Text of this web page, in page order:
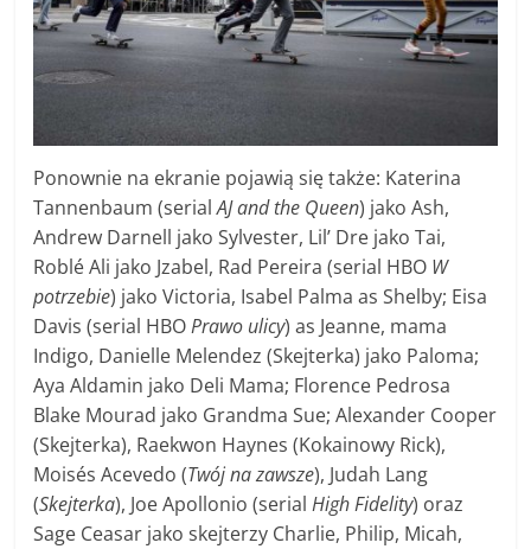
Ponownie na ekranie pojawią się także: Katerina
Tannenbaum (serialAJ and the Queen) jako Ash,
Andrew Darnell jako Sylvester, Lil’ Dre jako Tai,
Roblé Ali jako Jzabel, Rad Pereira (serial HBO W
potrzebie) jako Victoria, Isabel Palma as Shelby; Eisa
Davis (serial HBOPrawo ulicy) as Jeanne, mama
Indigo, Danielle Melendez (Skejterka) jako Paloma;
Aya Aldamin jako Deli Mama; Florence Pedrosa
Blake Mourad jako Grandma Sue; Alexander Cooper
(Skejterka), Raekwon Haynes (Kokainowy Rick),
Moisés Acevedo (Twój na zawsze), Judah Lang
(Skejterka), Joe Apollonio (serialHigh Fidelity) oraz
Sage Ceasar jako skejterzy Charlie, Philip, Micah,